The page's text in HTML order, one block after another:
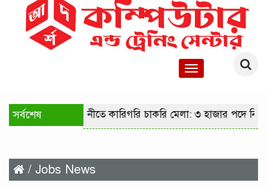
Toggle
সর্বশেষ রাজধানীতে কারিগরি চাকরি মেলা: ৩ হাজার পদে
/ Jobs News